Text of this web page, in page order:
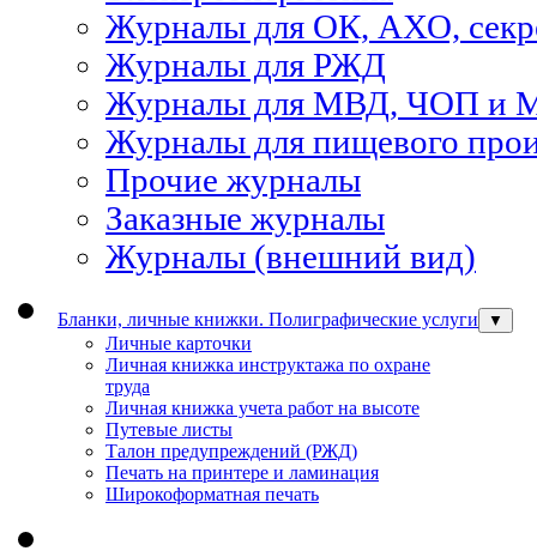
Журналы для ОК, АХО,
Журналы для РЖД
Журналы для МВД, ЧОП и
Журналы для пищевого
Прочие журналы
Заказные журналы
Журналы (внешний вид)
Бланки, личные книжки. Полиграфические услуги ▼
Личные карточки
Личная книжка инструктажа по охране
труда
Личная книжка учета работ на высоте
Путевые листы
Талон предупреждений (РЖД)
Печать на принтере и ламинация
Широкоформатная печать